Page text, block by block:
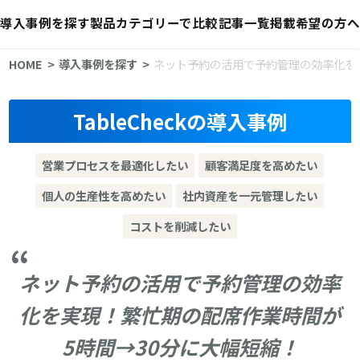
導入事例を探す製品カテゴリーで比較記事一覧掲載希望の方へ
HOME 導入事例を探す ネット予約の活用で予約管理の効率化
TableCheckの導入事例
営業プロセスを最適化したい
顧客満足度を高めたい
個人の生産性を高めたい
社内資産を一元管理したい
コストを削減したい
ネット予約の活用で予約管理の効率
化を実現！繁忙期の配席作業時間が
5時間→30分に大幅短縮！